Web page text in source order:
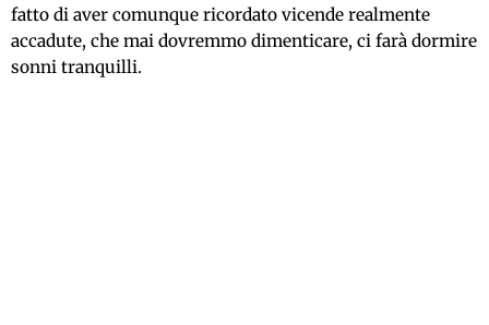
fatto di aver comunque ricordato vicende realmente
accadute, che mai dovremmo dimenticare, ci farà dormire
sonni tranquilli.